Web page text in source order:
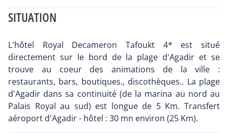
SITUATION
L'hôtel Royal Decameron Tafoukt 4* est situé
directement sur le bord de la plage d'Agadir et se
trouve au coeur des animations de la ville :
restaurants, bars, boutiques., discothèques.. La plage
d'Agadir dans sa continuité (de la marina au nord au
Palais Royal au sud) est longue de 5 Km. Transfert
aéroport d'Agadir - hôtel : 30 mn environ (25 Km).